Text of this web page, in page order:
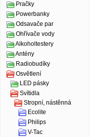
Pračky
Powerbanky
Odsavače par
Ohřívače vody
Alkoholtestery
Antény
Radiobudíky
Osvětlení
LED pásky
Svítidla
Stropní, nástěnná
Ecolite
Philips
V-Tac